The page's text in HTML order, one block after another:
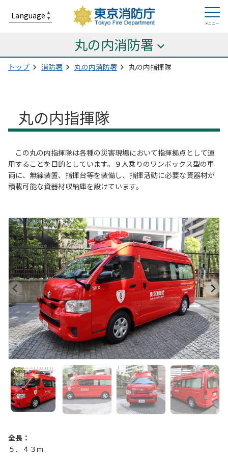
丸の内消防署
トップ 消防署 丸の内消防署 丸の内指揮隊
丸の内指揮隊
この丸の内指揮隊は各種の災害現場において指揮拠点として運
用することを目的としています。９人乗りのワンボックス型の車
両に、無線装置、指揮台等を装備し、指揮活動に必要な資器材が
積載可能な資器材収納庫を設けています。
全長：
５．４３ｍ